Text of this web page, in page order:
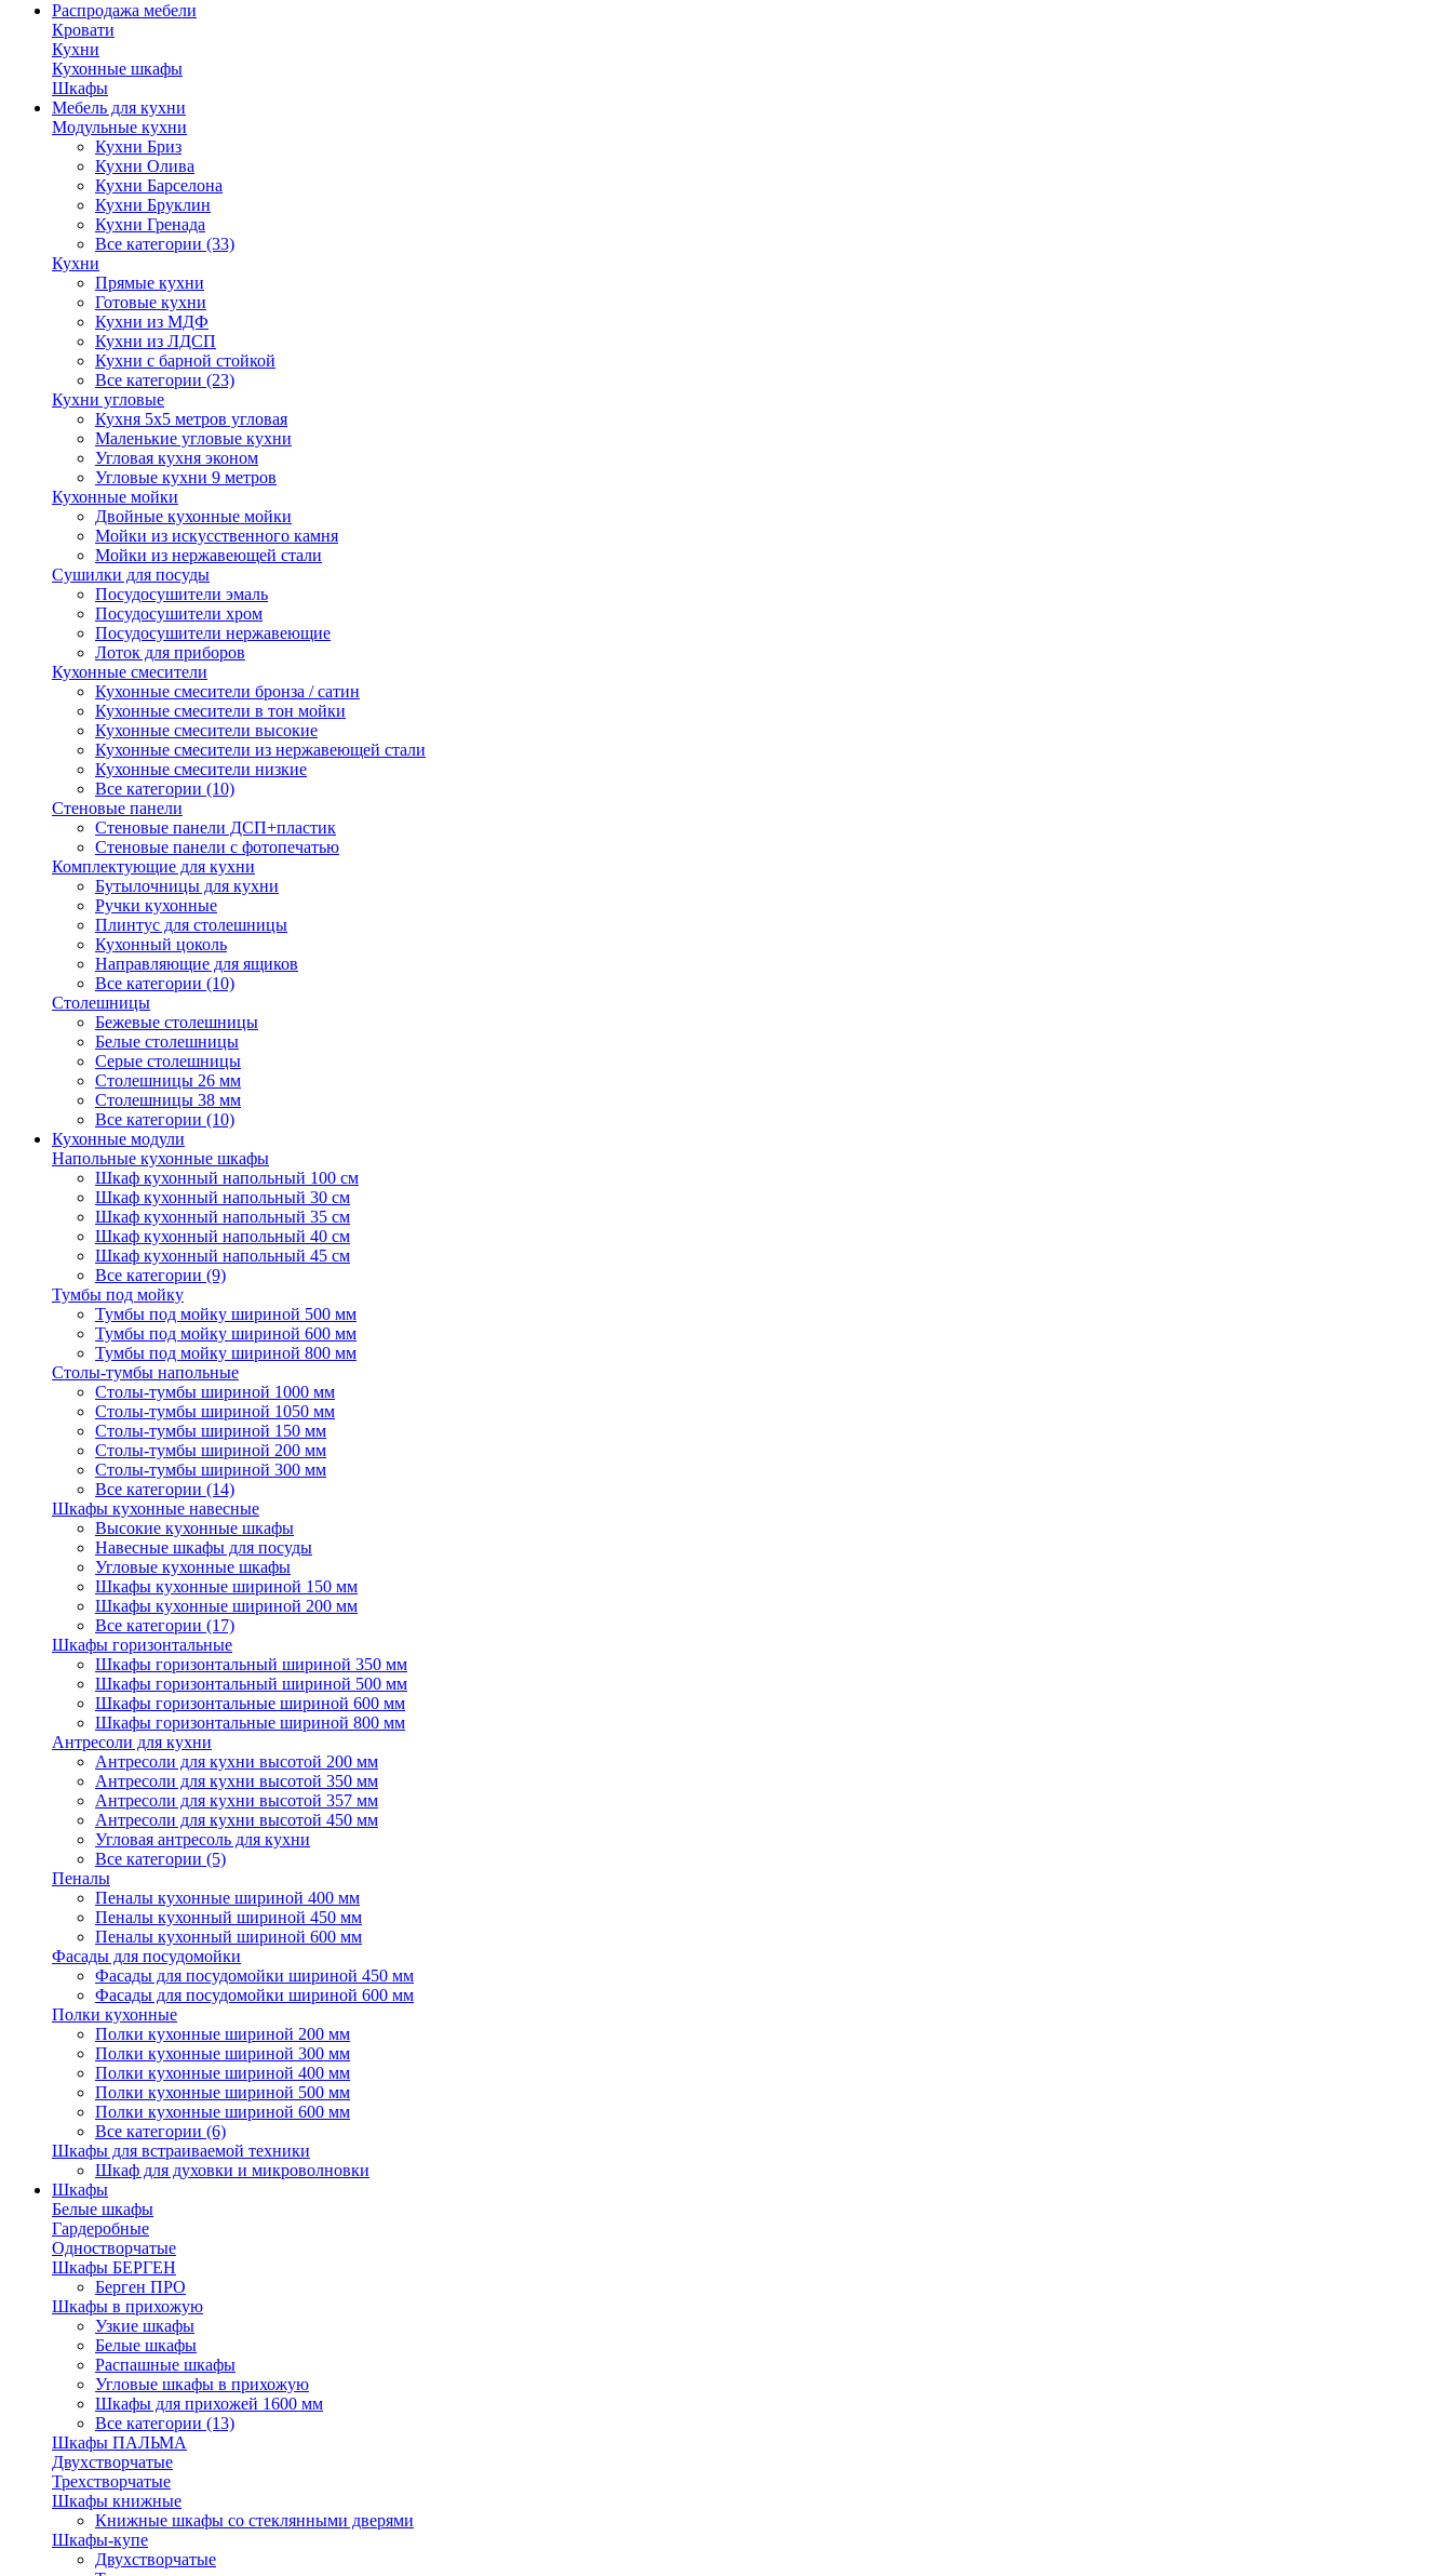
Распродажа мебели
Кровати
Кухни
Кухонные шкафы
Шкафы
Мебель для кухни
Модульные кухни
Кухни Бриз
Кухни Олива
Кухни Барселона
Кухни Бруклин
Кухни Гренада
Все категории (33)
Кухни
Прямые кухни
Готовые кухни
Кухни из МДФ
Кухни из ЛДСП
Кухни с барной стойкой
Все категории (23)
Кухни угловые
Кухня 5х5 метров угловая
Маленькие угловые кухни
Угловая кухня эконом
Угловые кухни 9 метров
Кухонные мойки
Двойные кухонные мойки
Мойки из искусственного камня
Мойки из нержавеющей стали
Сушилки для посуды
Посудосушители эмаль
Посудосушители хром
Посудосушители нержавеющие
Лоток для приборов
Кухонные смесители
Кухонные смесители бронза / сатин
Кухонные смесители в тон мойки
Кухонные смесители высокие
Кухонные смесители из нержавеющей стали
Кухонные смесители низкие
Все категории (10)
Стеновые панели
Стеновые панели ДСП+пластик
Стеновые панели с фотопечатью
Комплектующие для кухни
Бутылочницы для кухни
Ручки кухонные
Плинтус для столешницы
Кухонный цоколь
Направляющие для ящиков
Все категории (10)
Столешницы
Бежевые столешницы
Белые столешницы
Серые столешницы
Столешницы 26 мм
Столешницы 38 мм
Все категории (10)
Кухонные модули
Напольные кухонные шкафы
Шкаф кухонный напольный 100 см
Шкаф кухонный напольный 30 см
Шкаф кухонный напольный 35 см
Шкаф кухонный напольный 40 см
Шкаф кухонный напольный 45 см
Все категории (9)
Тумбы под мойку
Тумбы под мойку шириной 500 мм
Тумбы под мойку шириной 600 мм
Тумбы под мойку шириной 800 мм
Столы-тумбы напольные
Столы-тумбы шириной 1000 мм
Столы-тумбы шириной 1050 мм
Столы-тумбы шириной 150 мм
Столы-тумбы шириной 200 мм
Столы-тумбы шириной 300 мм
Все категории (14)
Шкафы кухонные навесные
Высокие кухонные шкафы
Навесные шкафы для посуды
Угловые кухонные шкафы
Шкафы кухонные шириной 150 мм
Шкафы кухонные шириной 200 мм
Все категории (17)
Шкафы горизонтальные
Шкафы горизонтальный шириной 350 мм
Шкафы горизонтальный шириной 500 мм
Шкафы горизонтальные шириной 600 мм
Шкафы горизонтальные шириной 800 мм
Антресоли для кухни
Антресоли для кухни высотой 200 мм
Антресоли для кухни высотой 350 мм
Антресоли для кухни высотой 357 мм
Антресоли для кухни высотой 450 мм
Угловая антресоль для кухни
Все категории (5)
Пеналы
Пеналы кухонные шириной 400 мм
Пеналы кухонный шириной 450 мм
Пеналы кухонный шириной 600 мм
Фасады для посудомойки
Фасады для посудомойки шириной 450 мм
Фасады для посудомойки шириной 600 мм
Полки кухонные
Полки кухонные шириной 200 мм
Полки кухонные шириной 300 мм
Полки кухонные шириной 400 мм
Полки кухонные шириной 500 мм
Полки кухонные шириной 600 мм
Все категории (6)
Шкафы для встраиваемой техники
Шкаф для духовки и микроволновки
Шкафы
Белые шкафы
Гардеробные
Одностворчатые
Шкафы БЕРГЕН
Берген ПРО
Шкафы в прихожую
Узкие шкафы
Белые шкафы
Распашные шкафы
Угловые шкафы в прихожую
Шкафы для прихожей 1600 мм
Все категории (13)
Шкафы ПАЛЬМА
Двухстворчатые
Трехстворчатые
Шкафы книжные
Книжные шкафы со стеклянными дверями
Шкафы-купе
Двухстворчатые